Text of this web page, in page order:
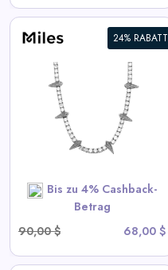
24% RABATT
Bis zu 4% Cashback-
Betrag
90,00 $
68,00 $
6mm Iced Out Star Tennis
Kette
View All Miles Deals
SHOP NOW